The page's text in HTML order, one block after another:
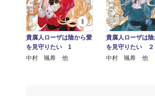
貴腐人ローザは陰から愛
を見守りたい 1
中村 颯希 他
貴腐人ローザは
を見守りたい ２
中村 颯希 他